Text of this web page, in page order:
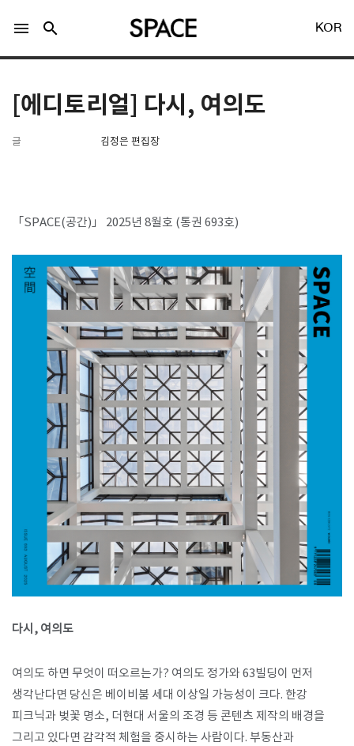
Twitter 로그인
SPACE 소개
공지사항
기사문의
광고문의
Contact
menu search KOR
[에디토리얼] 다시, 여의도
글 김정은 편집장
「SPACE(공간)」 2025년 8월호 (통권 693호)
다시, 여의도
여의도 하면 무엇이 떠오르는가? 여의도 정가와 63빌딩이 먼저
생각난다면 당신은 베이비붐 세대 이상일 가능성이 크다. 한강
피크닉과 벚꽃 명소, 더현대 서울의 조경 등 콘텐츠 제작의 배경을
그리고 있다면 감각적 체험을 중시하는 사람이다. 부동산과